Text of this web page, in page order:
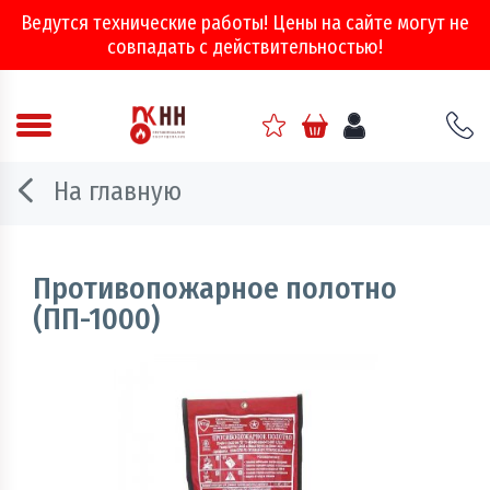
Ведутся технические работы! Цены на сайте могут не
совпадать с действительностью!
Аварийно - спасательное оборудование
Двери, ворота и люки противопожарные
Информационно-справочная литература
Огнебиозащитные составы
На главную
Противопожарное полотно
(ПП-1000)